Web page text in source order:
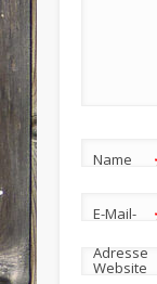
Name
E-Mail-
Adresse
Website